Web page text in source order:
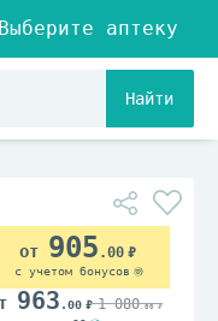
Найти
905 .00
с учетом бонусов
963 .00 1 080.00